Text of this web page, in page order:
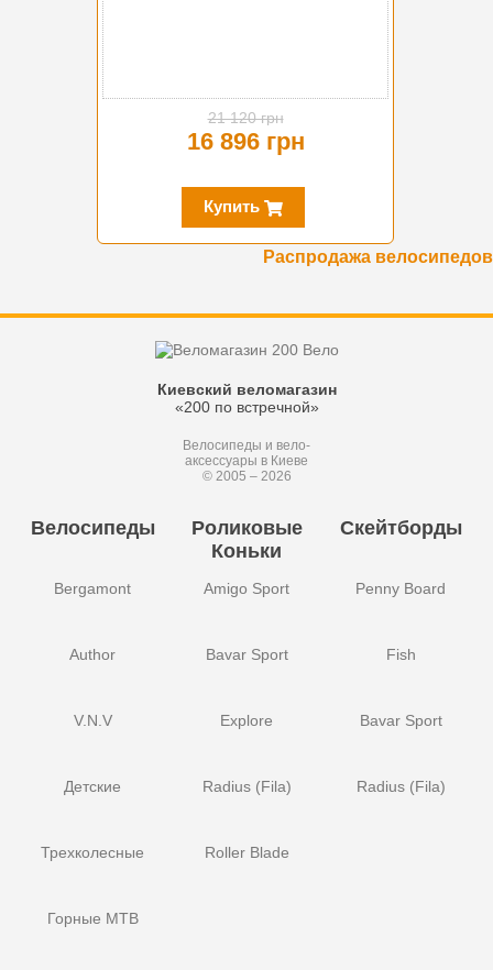
21 120 грн
16 896 грн
Купить
Распродажа велосипедов
Киевский веломагазин
«200 по встречной»
Велосипеды и вело-
аксессуары в Киеве
© 2005 – 2026
Велосипеды
Bergamont
Author
V.N.V
Детские
Трехколесные
Горные MTB
Роликовые
Коньки
Amigo Sport
Bavar Sport
Explore
Radius (Fila)
Roller Blade
Скейтборды
Penny Board
Fish
Bavar Sport
Radius (Fila)